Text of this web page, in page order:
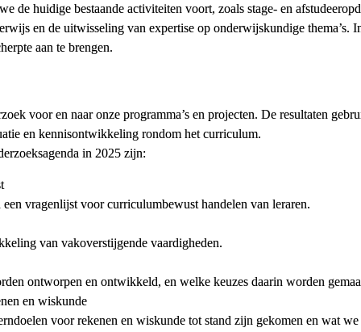
de huidige bestaande activiteiten voort, zoals stage- en
en de uitwisseling van expertise op onderwijskundige thema’s.
aan te brengen.
voor en naar onze programma’s en projecten. De resultaten
en kennisontwikkeling rondom het curriculum.
in 2025 zijn:
vragenlijst voor curriculumbewust handelen van leraren.
van vakoverstijgende vaardigheden.
ontworpen en ontwikkeld, en welke keuzes daarin worden
en wiskunde
voor rekenen en wiskunde tot stand zijn gekomen en wat